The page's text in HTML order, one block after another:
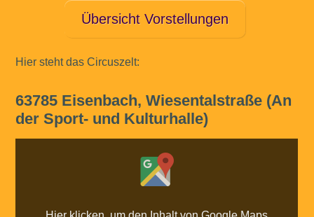
Übersicht Vorstellungen
Hier steht das Circuszelt:
63785 Eisenbach, Wiesentalstraße (An
der Sport- und Kulturhalle)